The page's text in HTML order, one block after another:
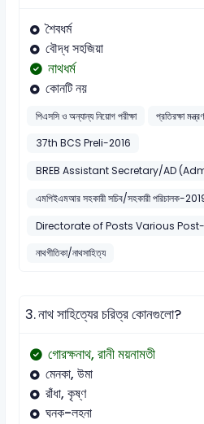
শৈবধর্ম
বৌদ্ধ সহজিয়া
নাথধর্ম
কোনটি নয়
পিএসসি ও অন্যান্য নিয়োগ পরীক্ষা প্রতিরক্ষা
37th BCS Preli-2016
BREB Assistant Secretary/AD
এমপিইএমআর সহকারী সচিব/সহকারী পরিচালক-
Directorate of Posts Various
নাথগীতিকা/নাথসাহিত্য
3.নাথ সাহিত্যের চরিত্র কোনগুলো?
গোরক্ষনাথ, রানী ময়নামতী
মেনকা, উমা
রাঁধা, কৃষ্ণ
ঘনক-লহনা